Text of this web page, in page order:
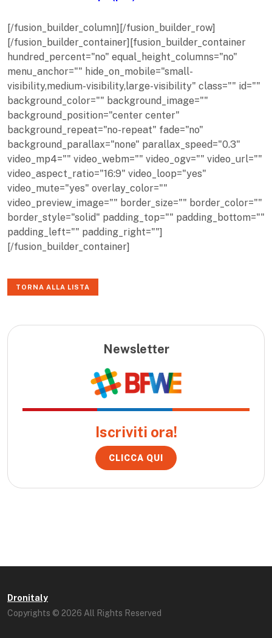
[/fusion_builder_column][/fusion_builder_row]
[/fusion_builder_container][fusion_builder_container
hundred_percent="no" equal_height_columns="no"
menu_anchor="" hide_on_mobile="small-
visibility,medium-visibility,large-visibility" class="" id=""
background_color="" background_image=""
background_position="center center"
background_repeat="no-repeat" fade="no"
background_parallax="none" parallax_speed="0.3"
video_mp4="" video_webm="" video_ogv="" video_url=""
video_aspect_ratio="16:9" video_loop="yes"
video_mute="yes" overlay_color=""
video_preview_image="" border_size="" border_color=""
border_style="solid" padding_top="" padding_bottom=""
padding_left="" padding_right=""]
[/fusion_builder_container]
TORNA ALLA LISTA
Newsletter
Iscriviti ora!
CLICCA QUI
Dronitaly
Copyrights © 2026 All Rights Reserved